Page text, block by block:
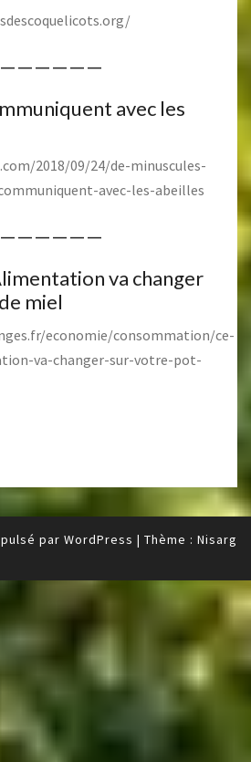
avec les
2018/09/24/de-minuscules-
avec-les-abeilles
va changer
miel
economie/consommation/ce-
va-changer-sur-votre-pot-
par WordPress | Thème : Nisarg